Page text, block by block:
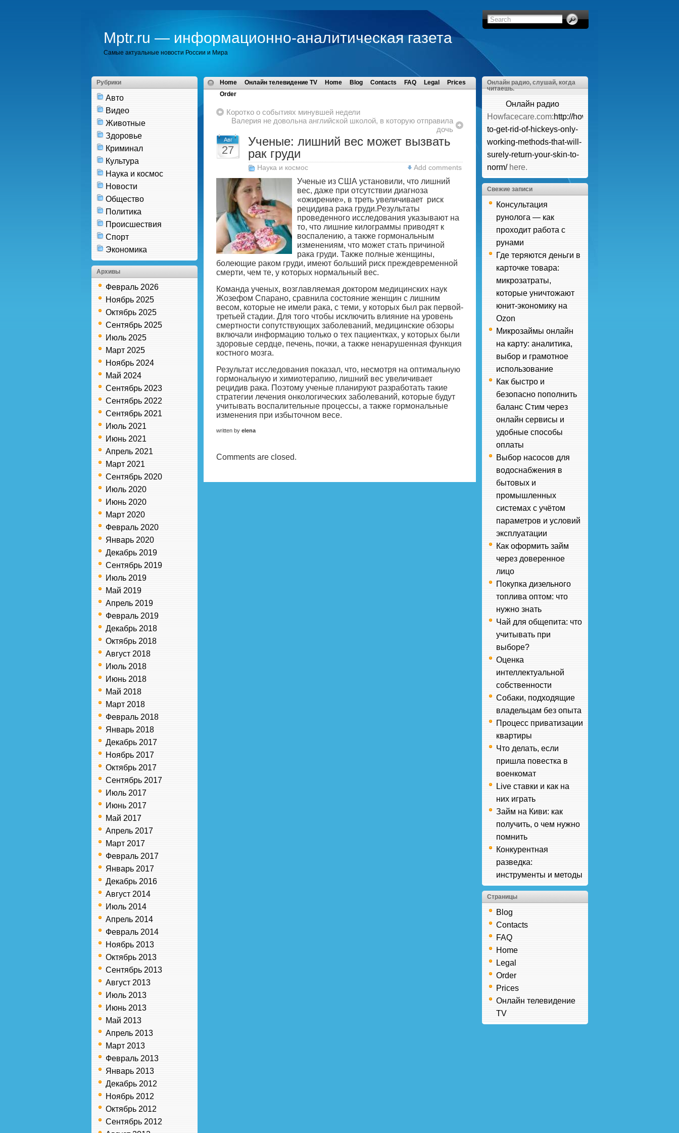
Mptr.ru — информационно-аналитическая газета
Самые актуальные новости России и Мира
Рубрики
Авто
Видео
Животные
Здоровье
Криминал
Культура
Наука и космос
Новости
Общество
Политика
Происшествия
Спорт
Экономика
Архивы
Февраль 2026
Ноябрь 2025
Октябрь 2025
Сентябрь 2025
Июль 2025
Март 2025
Ноябрь 2024
Май 2024
Сентябрь 2023
Сентябрь 2022
Сентябрь 2021
Июль 2021
Июнь 2021
Апрель 2021
Март 2021
Сентябрь 2020
Июль 2020
Июнь 2020
Март 2020
Февраль 2020
Январь 2020
Декабрь 2019
Сентябрь 2019
Июль 2019
Май 2019
Апрель 2019
Февраль 2019
Декабрь 2018
Октябрь 2018
Август 2018
Июль 2018
Июнь 2018
Май 2018
Март 2018
Февраль 2018
Январь 2018
Декабрь 2017
Ноябрь 2017
Октябрь 2017
Сентябрь 2017
Июль 2017
Июнь 2017
Май 2017
Апрель 2017
Март 2017
Февраль 2017
Январь 2017
Декабрь 2016
Август 2014
Июль 2014
Апрель 2014
Февраль 2014
Ноябрь 2013
Октябрь 2013
Сентябрь 2013
Август 2013
Июль 2013
Июнь 2013
Май 2013
Апрель 2013
Март 2013
Февраль 2013
Январь 2013
Декабрь 2012
Ноябрь 2012
Октябрь 2012
Сентябрь 2012
Home Онлайн телевидение TV Home Blog Contacts FAQ Legal
Prices
Order
Коротко о событиях минувшей недели
Валерия не довольна английской школой, в которую отправила
дочь
Авг
27
Ученые: лишний вес может вызвать
рак груди
Наука и космос Add comments
Ученые из США установили, что лишний
вес, даже при отсутствии диагноза
«ожирение», в треть увеличивает риск
рецидива рака груди.Результаты
проведенного исследования указывают на
то, что лишние килограммы приводят к
воспалению, а также гормональным
изменениям, что может стать причиной
рака груди. Также полные женщины,
болеющие раком груди, имеют больший риск преждевременной
смерти, чем те, у которых нормальный вес.
Команда ученых, возглавляемая доктором медицинских наук
Жозефом Спарано, сравнила состояние женщин с лишним
весом, которые не имели рака, с теми, у которых был рак первой-
третьей стадии. Для того чтобы исключить влияние на уровень
смертности сопутствующих заболеваний, медицинские обзоры
включали информацию только о тех пациентках, у которых были
здоровые сердце, печень, почки, а также ненарушенная функция
костного мозга.
Результат исследования показал, что, несмотря на оптимальную
гормональную и химиотерапию, лишний вес увеличивает
рецидив рака. Поэтому ученые планируют разработать такие
стратегии лечения онкологических заболеваний, которые будут
учитывать воспалительные процессы, а также гормональные
изменения при избыточном весе.
written by elena
Comments are closed.
Онлайн радио, слушай, когда
читаешь.
Онлайн радио
Howfacecare.com:http://howfacecare.com/how-
to-get-rid-of-hickeys-only-
working-methods-that-will-
surely-return-your-skin-to-
norm/here.
Свежие записи
Консультация
рунолога — как
проходит работа с
рунами
Где теряются деньги в
карточке товара:
микрозатраты,
которые уничтожают
юнит-экономику на
Ozon
Микрозаймы онлайн
на карту: аналитика,
выбор и грамотное
использование
Как быстро и
безопасно пополнить
баланс Стим через
онлайн сервисы и
удобные способы
оплаты
Выбор насосов для
водоснабжения в
бытовых и
промышленных
системах с учётом
параметров и условий
эксплуатации
Как оформить займ
через доверенное
лицо
Покупка дизельного
топлива оптом: что
нужно знать
Чай для общепита: что
учитывать при
выборе?
Оценка
интеллектуальной
собственности
Собаки, подходящие
владельцам без опыта
Процесс приватизации
квартиры
Что делать, если
пришла повестка в
военкомат
Live ставки и как на
них играть
Займ на Киви: как
получить, о чем нужно
помнить
Конкурентная
разведка:
инструменты и методы
Страницы
Blog
Contacts
FAQ
Home
Legal
Order
Prices
Онлайн телевидение
TV